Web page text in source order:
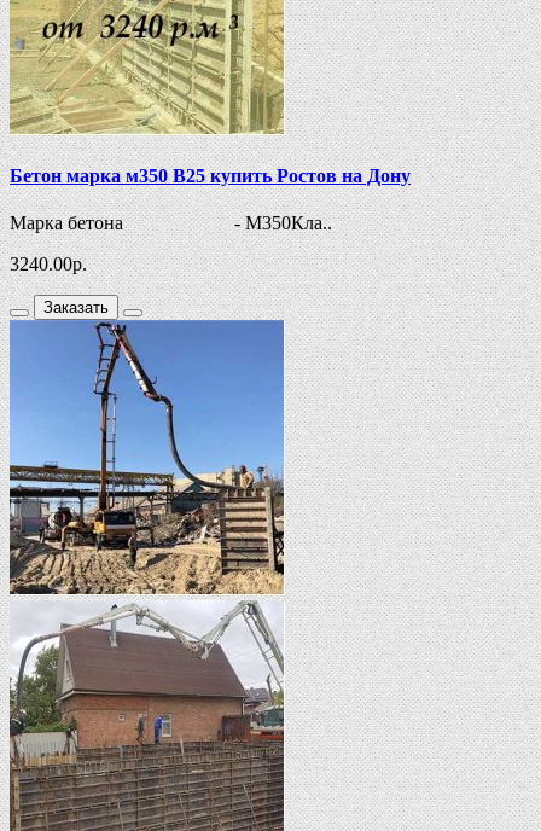
Бетон марка м350 В25 купить Ростов на Дону
Марка бетона - М350Кла..
3240.00р.
Заказать